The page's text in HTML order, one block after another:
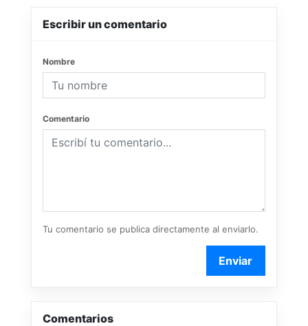
Escribir un comentario
Nombre
Comentario
Tu comentario se publica directamente al enviarlo.
Enviar
Comentarios